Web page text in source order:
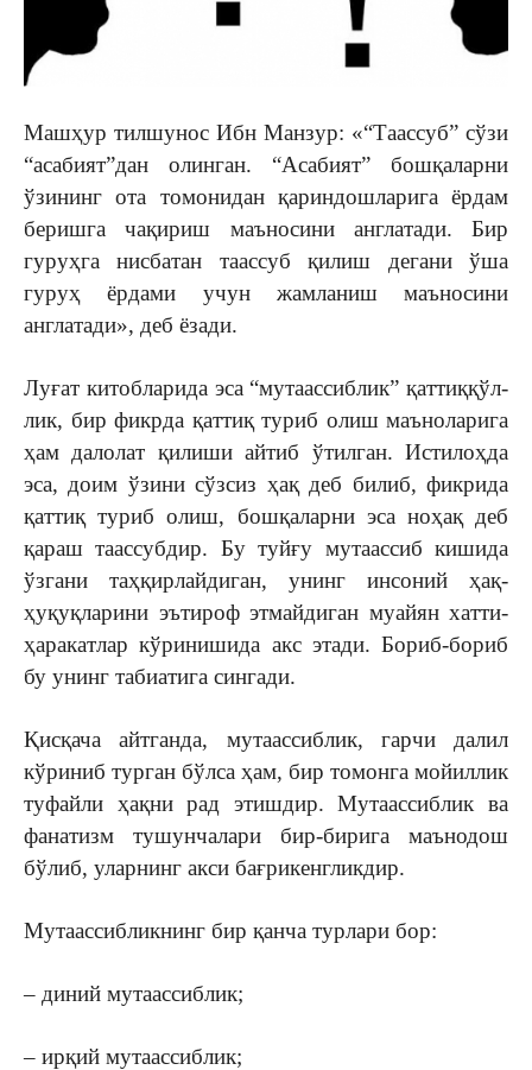
Машҳур тилшунос Ибн Манзур: «“Та­ас­суб” сўзи
“асабият”дан олинган. “Аса­бият” бошқаларни
ўзининг ота то­мо­нидан қариндошларига ёрдам
беришга чақириш маъносини анг­латади. Бир
гуруҳга нисбатан таассуб қилиш дегани ўша
гуруҳ ёрдами учун жамланиш маъносини
англатади», деб ёзади.
Луғат китобларида эса “мутаассиб­лик” қаттиқ­қўл­
лик, бир фикрда қаттиқ туриб олиш маъноларига
ҳам далолат қилиши айтиб ўтилган. Истилоҳда
эса, доим ўзини сўзсиз ҳақ деб билиб, фик­рида
қаттиқ туриб олиш, бошқа­ларни эса ноҳақ деб
қараш таассубдир. Бу туйғу мутаассиб кишида
ўзгани таҳқирлайдиган, унинг инсоний ҳақ-
ҳуқуқларини эътироф этмайдиган муайян хатти-
ҳаракатлар кўринишида акс этади. Бориб-бориб
бу унинг та­биатига сингади.
Қисқача айтганда, мутаассиблик, гарчи далил
кўриниб турган бўлса ҳам, бир томонга мойиллик
туфайли ҳақни рад этишдир. Мутаассиблик ва
фанатизм тушунчалари бир-бирига маънодош
бўлиб, уларнинг акси бағрикенгликдир.
Мутаассибликнинг бир қанча турлари бор:
– диний мутаассиблик;
– ирқий мутаассиблик;